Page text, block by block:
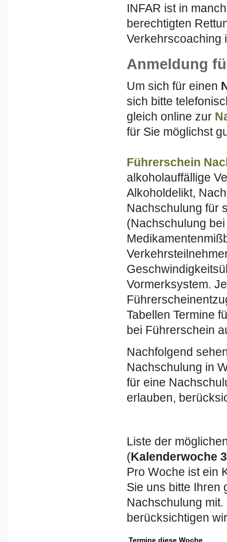
INFAR ist in
berechtigten
Verkehrscoaching
Anmeldung
Um sich für einen
sich bitte
gleich online zur
für Sie möglichst
Führerschein
alkoholauffällige
Alkoholdelikt,
Nachschulung für
(Nachschulung
Vormerksystem.
Tabellen Termine
bei Führerschein
Nachfolgend
Nachschulung in
für eine
erlauben,
Liste der
(Kalenderwoche
Pro Woche ist ein
Sie uns bitte Ihren
Nachschulung
berücksichtigen
Termine diese Woche